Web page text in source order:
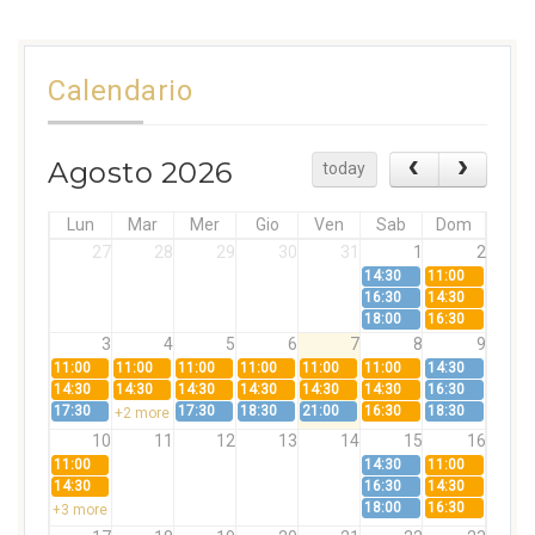
Calendario
Agosto 2026 today
Lun Mar Mer Gio Ven Sab
Dom
27
28 29 30 31 1 2
14:30
11:00
16:30
14:30
18:00
16:30
3 4 5 6 7 8 9
11:00 11:00 11:00 11:00 11:00 11:00
14:30
14:30
14:30 14:30 14:30 14:30 14:30
16:30
17:30
+2 more 17:30 18:30 21:00 16:30 18:30
10 11 12 13 14 15 16
11:00 14:30
11:00
14:30
16:30
14:30
+3 more
18:00 16:30